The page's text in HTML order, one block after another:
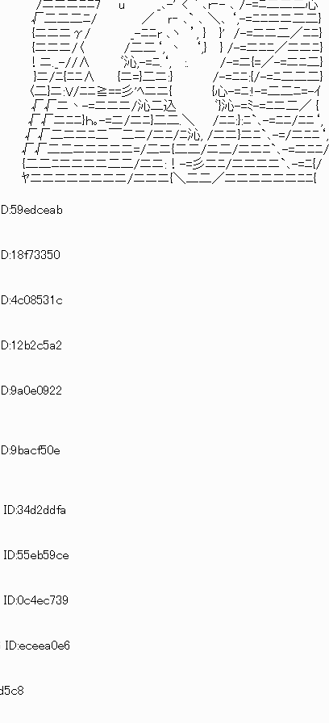
-'´< ` ､r‐- ､ /-=ﾆ二二二心
ｒ‐ ､` ､ ＼､ ‘,-=ﾆﾆニニ二二}
ﾆﾆr ､ヽ ’, } }' /-=ニニ二／ﾆﾆ}
/二二‘, 丶 ‘,} } /-=ニﾆﾆ／ニニﾆ}
ﾞ沁,-=ﾆ.‘, :. /-=ニ{=／-=ニﾆ二}
ﾆ∧ {ニ=}二ニ:} /-=ﾆﾆ:{/-=ﾆ二二二}
≧==彡'ﾍニニ{ {心-=ﾆ:!-=二二ﾆ=-ｲ
ニニニ/沁二込 ﾞ}沁-=ﾐ-=ﾆニ二／ {
｡-=ニ/ニﾆ}二二.＼ /ﾆﾆ:}:ﾆ`､-=ﾆﾆ/ﾆﾆ‘,
￣二ニ/ニﾆ/ﾆ沁, /ニニ}ニﾆ`､-=/ニﾆﾆ‘,
ニニニニ=/二ニ{二二/ニ二/ニニﾆ`､-=ニﾆﾆ/
ﾆニニニニ二二/ニニ:！-=彡ニﾆ/ニニニニ`､-=ﾆ{/
ニニニニニニ/ニニニ{＼二二／ニニニニニニﾆﾆ{